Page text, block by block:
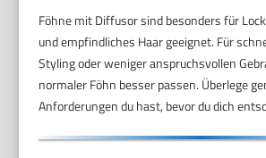
Föhne mit Diffusor sind besonders für
und empfindliches Haar geeignet. Für
Styling oder weniger anspruchsvollen
normaler Föhn besser passen. Überlege
Anforderungen du hast, bevor du dich